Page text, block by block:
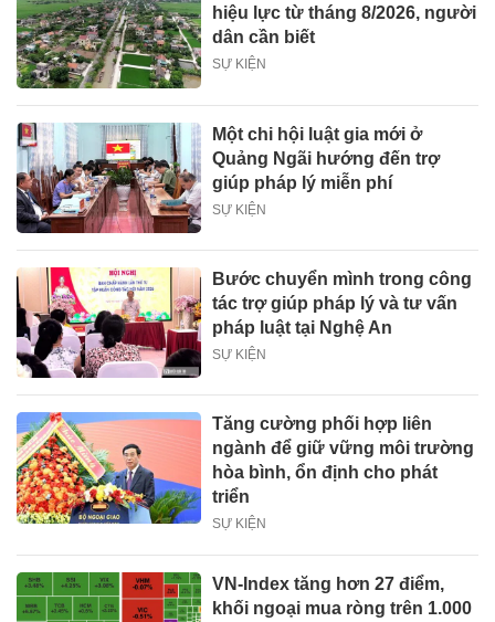
hiệu lực từ tháng 8/2026, người
dân cần biết
SỰ KIỆN
Một chi hội luật gia mới ở
Quảng Ngãi hướng đến trợ
giúp pháp lý miễn phí
SỰ KIỆN
Bước chuyển mình trong công
tác trợ giúp pháp lý và tư vấn
pháp luật tại Nghệ An
SỰ KIỆN
Tăng cường phối hợp liên
ngành để giữ vững môi trường
hòa bình, ổn định cho phát
triển
SỰ KIỆN
VN-Index tăng hơn 27 điểm,
khối ngoại mua ròng trên 1.000